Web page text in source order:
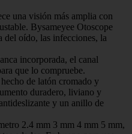
una visión más amplia con
Bysameyee Otoscope
del oído, las infecciones, la
incorporada, el canal
que lo compruebe.
de latón cromado y
duradero, liviano y
y un anillo de
2.4 mm 3 mm 4 mm 5 mm,